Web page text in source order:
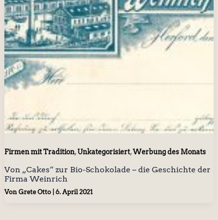
Firmen mit Tradition,Unkategorisiert,Werbung des Monats
Von „Cakes“ zur Bio-Schokolade – die Geschichte der
Firma Weinrich
Von Grete Otto 6. April 2021